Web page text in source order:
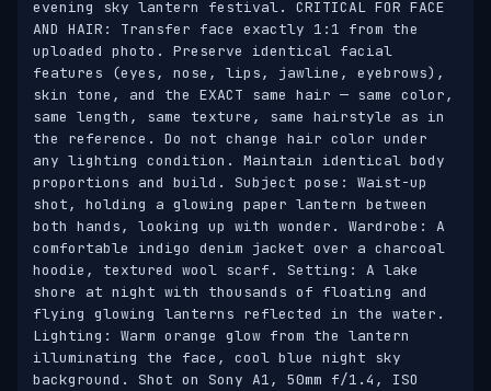
evening sky lantern festival. CRITICAL FOR FACE
AND HAIR: Transfer face exactly 1:1 from the
uploaded photo. Preserve identical facial
features (eyes, nose, lips, jawline, eyebrows),
skin tone, and the EXACT same hair — same color,
same length, same texture, same hairstyle as in
the reference. Do not change hair color under
any lighting condition. Maintain identical body
proportions and build. Subject pose: Waist-up
shot, holding a glowing paper lantern between
both hands, looking up with wonder. Wardrobe: A
comfortable indigo denim jacket over a charcoal
hoodie, textured wool scarf. Setting: A lake
shore at night with thousands of floating and
flying glowing lanterns reflected in the water.
Lighting: Warm orange glow from the lantern
illuminating the face, cool blue night sky
background. Shot on Sony A1, 50mm f/1.4, ISO